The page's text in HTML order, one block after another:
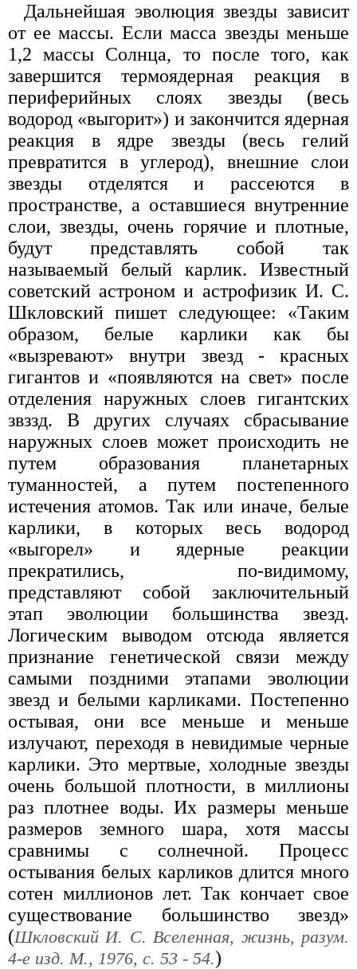
Дальнейшая эволюция звезды зависит
от ее массы. Если масса звезды меньше
1,2 массы Солнца, то после того, как
завершится термоядерная реакция в
периферийных слоях звезды (весь
водород «выгорит») и закончится ядерная
реакция в ядре звезды (весь гелий
превратится в углерод), внешние слои
звезды отделятся и рассеются в
пространстве, а оставшиеся внутренние
слои, звезды, очень горячие и плотные,
будут представлять собой так
называемый белый карлик. Известный
советский астроном и астрофизик И. С.
Шкловский пишет следующее: «Таким
образом, белые карлики как бы
«вызревают» внутри звезд - красных
гигантов и «появляются на свет» после
отделения наружных слоев гигантских
звззд. В других случаях сбрасывание
наружных слоев может происходить не
путем образования планетарных
туманностей, а путем постепенного
истечения атомов. Так или иначе, белые
карлики, в которых весь водород
«выгорел» и ядерные реакции
прекратились, по-видимому,
представляют собой заключительный
этап эволюции большинства звезд.
Логическим выводом отсюда является
признание генетической связи между
самыми поздними этапами эволюции
звезд и белыми карликами. Постепенно
остывая, они все меньше и меньше
излучают, переходя в невидимые черные
карлики. Это мертвые, холодные звезды
очень большой плотности, в миллионы
раз плотнее воды. Их размеры меньше
размеров земного шара, хотя массы
сравнимы с солнечной. Процесс
остывания белых карликов длится много
сотен миллионов лет. Так кончает свое
существование большинство звезд»
(Шкловский И. С. Вселенная, жизнь, разум.
4-е изд. М., 1976, с. 53 - 54.)